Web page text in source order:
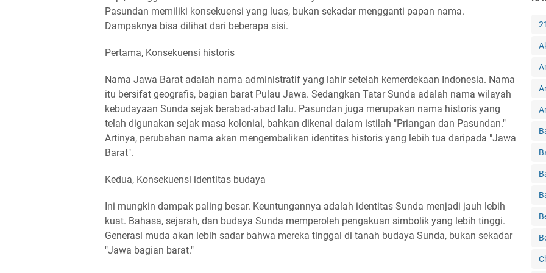
Pasundan memiliki konsekuensi yang luas, bukan sekadar mengganti papan nama.
Dampaknya bisa dilihat dari beberapa sisi.
Pertama, Konsekuensi historis
Nama Jawa Barat adalah nama administratif yang lahir setelah kemerdekaan Indonesia. Nama
itu bersifat geografis, bagian barat Pulau Jawa. Sedangkan Tatar Sunda adalah nama wilayah
kebudayaan Sunda sejak berabad-abad lalu. Pasundan juga merupakan nama historis yang
telah digunakan sejak masa kolonial, bahkan dikenal dalam istilah "Priangan dan Pasundan."
Artinya, perubahan nama akan mengembalikan identitas historis yang lebih tua daripada "Jawa
Barat".
Kedua, Konsekuensi identitas budaya
Ini mungkin dampak paling besar. Keuntungannya adalah identitas Sunda menjadi jauh lebih
kuat. Bahasa, sejarah, dan budaya Sunda memperoleh pengakuan simbolik yang lebih tinggi.
Generasi muda akan lebih sadar bahwa mereka tinggal di tanah budaya Sunda, bukan sekadar
"Jawa bagian barat."